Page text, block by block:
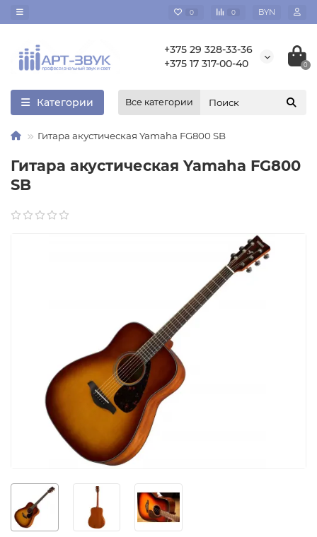
0 0 BYN
+375 29 328-33-36
+375 17 317-00-40
0
Категории Все категории
Гитара акустическая Yamaha FG800 SB
Гитара акустическая Yamaha FG800
SB